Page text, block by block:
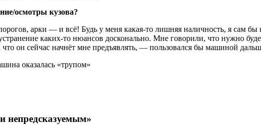
осмотры кузова?
арки — и всё! Будь у меня какая-то лишняя наличность, я сам бы
каких-то нюансов досконально. Мне говорили, что нужно
он сейчас начнёт мне предъявлять, — пользовался бы машиной
непредсказуемым»